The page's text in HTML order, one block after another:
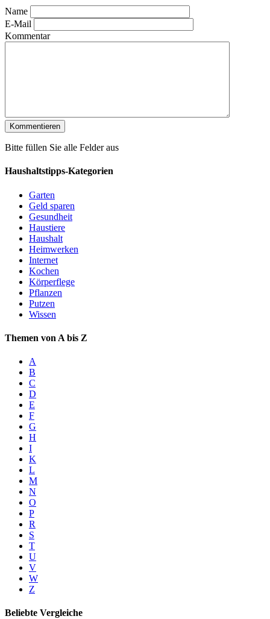
Name
E-Mail
Kommentar
Bitte füllen Sie alle Felder aus
Haushaltstipps-Kategorien
Garten
Geld sparen
Gesundheit
Haustiere
Haushalt
Heimwerken
Internet
Kochen
Körperflege
Pflanzen
Putzen
Wissen
Themen von A bis Z
A
B
C
D
E
F
G
H
I
K
L
M
N
O
P
R
S
T
U
V
W
Z
Beliebte Vergleiche